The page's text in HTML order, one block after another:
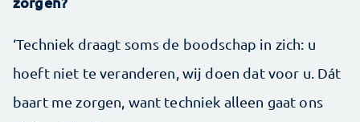
‘Techniek draagt soms de boodschap in zich: u
hoeft niet te veranderen, wij doen dat voor u. Dát
baart me zorgen, want techniek alleen gaat ons